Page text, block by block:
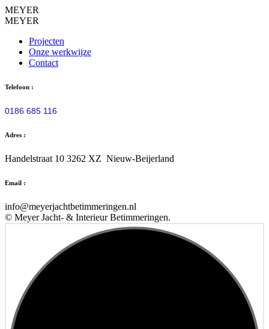
MEYER
MEYER
Projecten
Onze werkwijze
Contact
Telefoon :
0186 685 116
Adres :
Handelstraat 10 3262 XZ Nieuw-Beijerland
Email :
info@meyerjachtbetimmeringen.nl
© Meyer Jacht- & Interieur Betimmeringen.